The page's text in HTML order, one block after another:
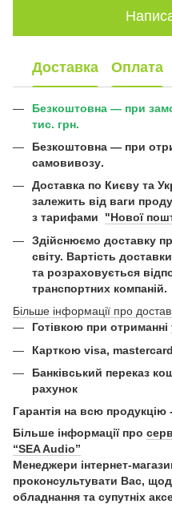
Доставка Оплата
Безкоштовна — при
тис. грн.
Безкоштовна — при
самовивозу.
Доставка по Києву та
залежить від ваги
з тарифами "Нової
Здійснюємо доставку
світу. Вартість
та розраховується
транспортних компаній.
Більше інформації про
Готівкою при
Карткою visa,
Банківський переказ
рахунок
Гарантія на всю продукцію
Більше інформації про
“SEA Audio”
Менеджери інтернет-
проконсультувати Вас,
обладнання та супутніх